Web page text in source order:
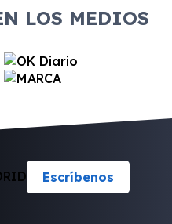
LOS MEDIOS
Escríbenos